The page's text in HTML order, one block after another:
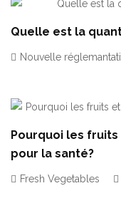
Quelle est la
Nouvelle
Pourquoi les
pour la santé?
Fresh Vegetables